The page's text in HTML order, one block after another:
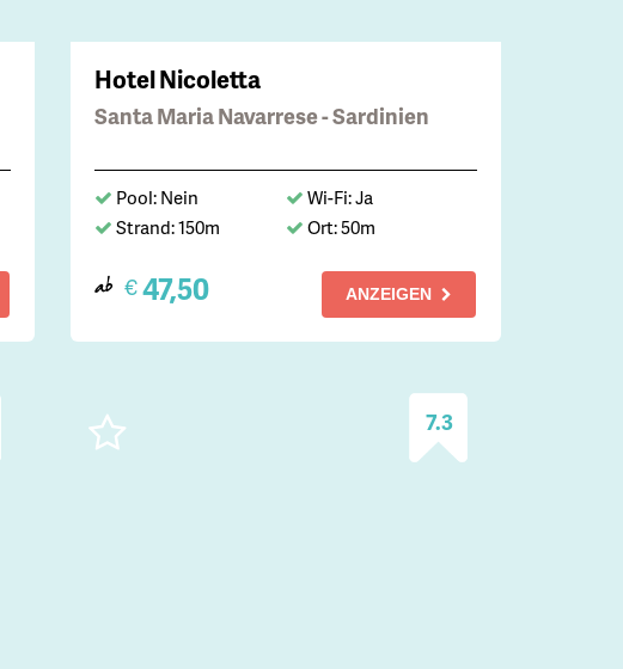
Hotel Nicoletta
Santa Maria Navarrese - Sardinien
Pool: Nein
Wi-Fi: Ja
Strand: 150m
Ort: 50m
ab €47,50 ANZEIGEN
7.3